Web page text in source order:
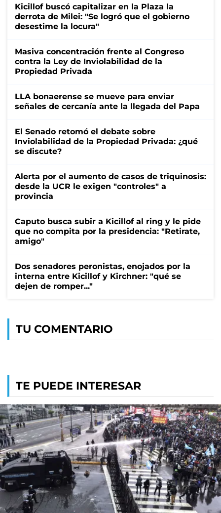
Kicillof buscó capitalizar en la Plaza la
derrota de Milei: "Se logró que el gobierno
desestime la locura"
Masiva concentración frente al Congreso
contra la Ley de Inviolabilidad de la
Propiedad Privada
LLA bonaerense se mueve para enviar
señales de cercanía ante la llegada del Papa
El Senado retomó el debate sobre
Inviolabilidad de la Propiedad Privada: ¿qué
se discute?
Alerta por el aumento de casos de triquinosis:
desde la UCR le exigen "controles" a
provincia
Caputo busca subir a Kicillof al ring y le pide
que no compita por la presidencia: "Retirate,
amigo"
Dos senadores peronistas, enojados por la
interna entre Kicillof y Kirchner: "qué se
dejen de romper..."
TU COMENTARIO
TE PUEDE INTERESAR